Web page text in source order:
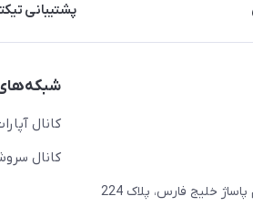
پشتیبانی
خلیج فارس، پلاک 224
کانال
کانال